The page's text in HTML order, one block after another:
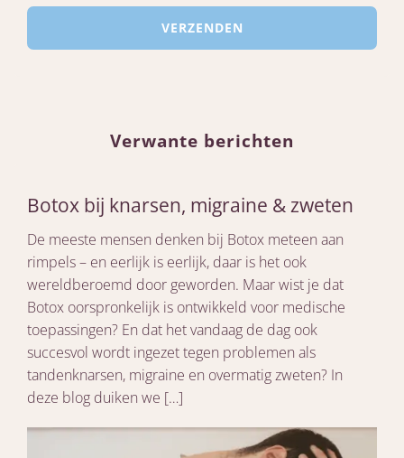
Verwante berichten
Botox bij knarsen, migraine & zweten
De meeste mensen denken bij Botox meteen aan
rimpels – en eerlijk is eerlijk, daar is het ook
wereldberoemd door geworden. Maar wist je dat
Botox oorspronkelijk is ontwikkeld voor medische
toepassingen? En dat het vandaag de dag ook
succesvol wordt ingezet tegen problemen als
tandenknarsen, migraine en overmatig zweten? In
deze blog duiken we […]